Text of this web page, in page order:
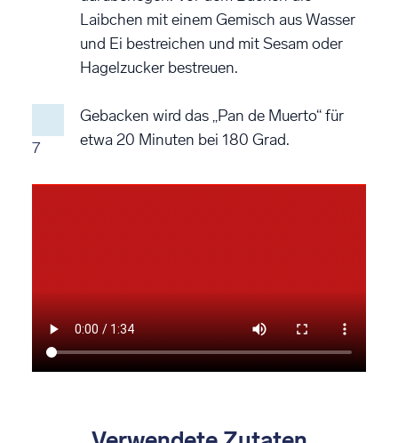
Laibchen mit einem Gemisch aus Wasser
und Ei bestreichen und mit Sesam oder
Hagelzucker bestreuen.
7
Gebacken wird das „Pan de Muerto“ für
etwa 20 Minuten bei 180 Grad.